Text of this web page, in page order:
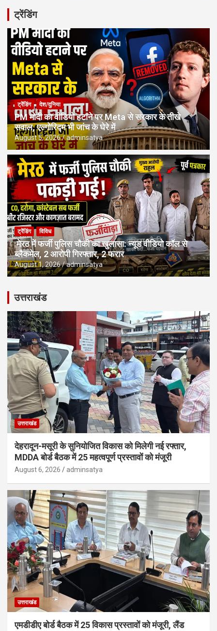
ट्रेंडिंग
ट्रेंडिंग देश/दुनिया
PM मोदी का वीडियो हटाने पर Meta से सरकार के तीखे
सवाल, एल्गोरिद्म भी जांच के घेरे में
August 5, 2026 adminsatya
ट्रेंडिंग विविध
मेरठ में फर्जी पुलिस चौकी का खुलासा: न्यूड वीडियो कॉल से
ब्लैकमेल, 2 आरोपी गिरफ्तार, 2 फरार
August 1, 2026 adminsatya
उत्तराखंड
उत्तराखंड
देहरादून-मसूरी के सुनियोजित विकास को मिलेगी नई रफ्तार,
MDDA बोर्ड बैठक में 25 महत्वपूर्ण प्रस्तावों को मंजूरी
August 6, 2026 adminsatya
उत्तराखंड
एमडीडीए बोर्ड बैठक में 25 विकास प्रस्तावों को मंजूरी, लैंड